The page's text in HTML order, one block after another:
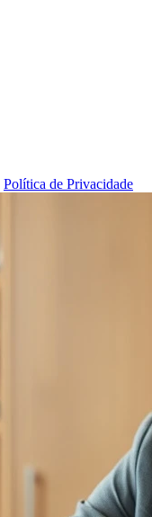
Política de Privacidade